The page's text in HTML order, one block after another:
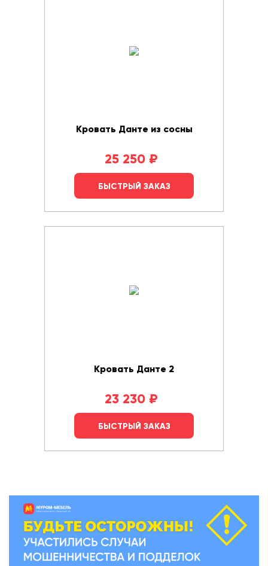
Кровать Данте из сосны
25 250 ₽
БЫСТРЫЙ ЗАКАЗ
Кровать Данте 2
23 230 ₽
БЫСТРЫЙ ЗАКАЗ